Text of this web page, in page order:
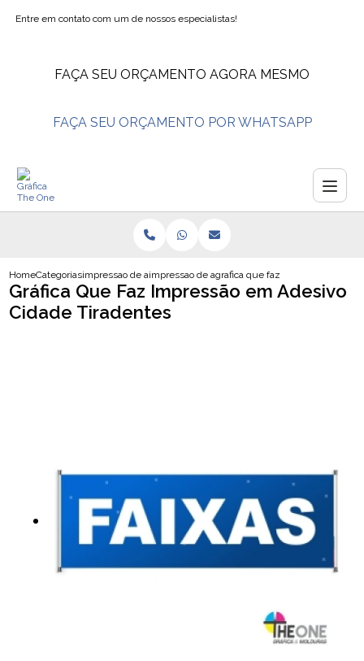
Entre em contato com um de nossos especialistas!
FAÇA SEU ORÇAMENTO AGORA MESMO
FAÇA SEU ORÇAMENTO POR WHATSAPP
HomeCategoriasimpressao de adesivosimpressao de adesivos personalizados
grafica que faz impressao em
Gráfica Que Faz Impressão em Adesivo
Cidade Tiradentes